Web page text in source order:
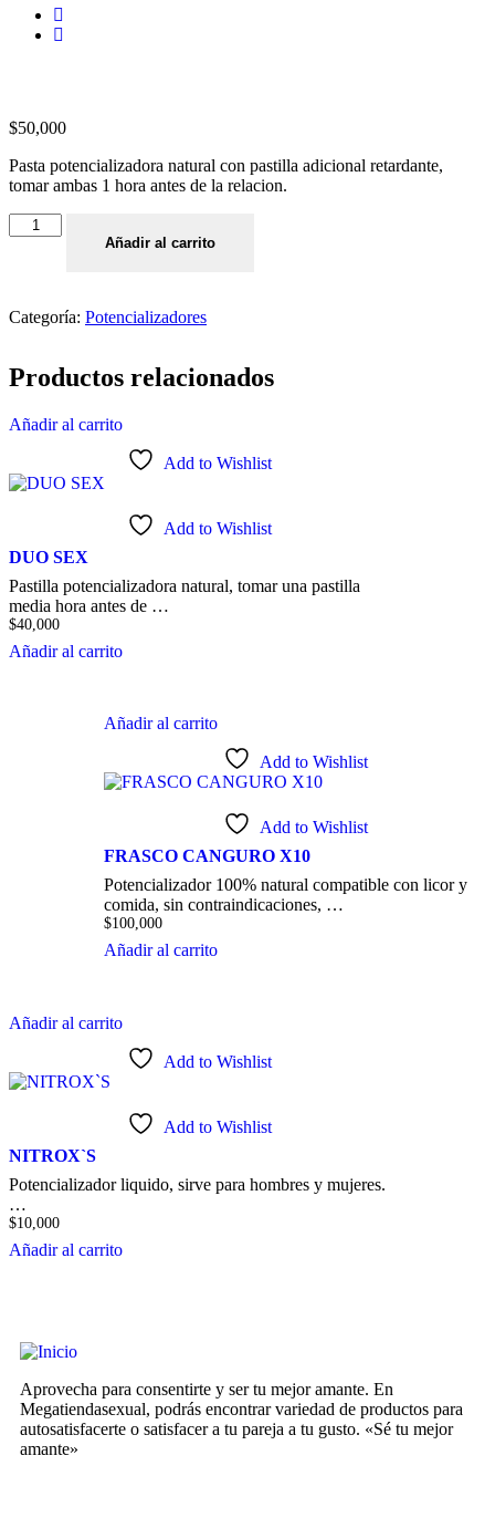
$50,000
Pasta potencializadora natural con pastilla adicional retardante,
tomar ambas 1 hora antes de la relacion.
Añadir al carrito
Categoría: Potencializadores
Productos relacionados
Añadir al carrito
Add to Wishlist
Add to Wishlist
DUO SEX
Pastilla potencializadora natural, tomar una pastilla
media hora antes de …
$40,000
Añadir al carrito
Añadir al carrito
Add to Wishlist
Add to Wishlist
FRASCO CANGURO X10
Potencializador 100% natural compatible con licor y
comida, sin contraindicaciones, …
$100,000
Añadir al carrito
Añadir al carrito
Add to Wishlist
Add to Wishlist
NITROX`S
Potencializador liquido, sirve para hombres y mujeres.
…
$10,000
Añadir al carrito
Aprovecha para consentirte y ser tu mejor amante. En
Megatiendasexual, podrás encontrar variedad de productos para
autosatisfacerte o satisfacer a tu pareja a tu gusto. «Sé tu mejor
amante»